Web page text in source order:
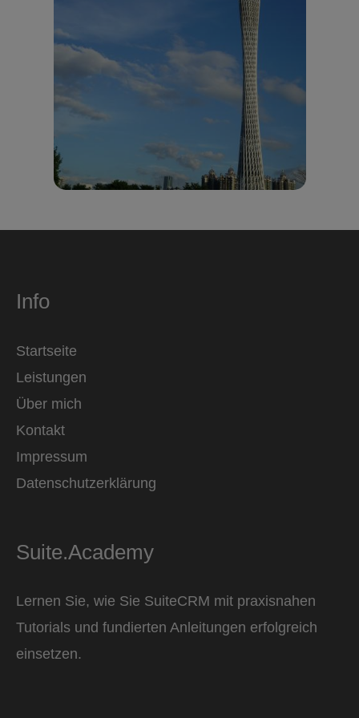
Info
Startseite
Leistungen
Über mich
Kontakt
Impressum
Datenschutzerklärung
Suite.Academy
Lernen Sie, wie Sie SuiteCRM mit praxisnahen
Tutorials und fundierten Anleitungen erfolgreich
einsetzen.